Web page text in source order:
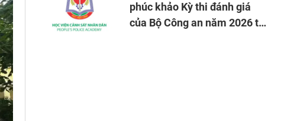
phúc khảo Kỳ thi đánh giá
của Bộ Công an năm 2026 tại